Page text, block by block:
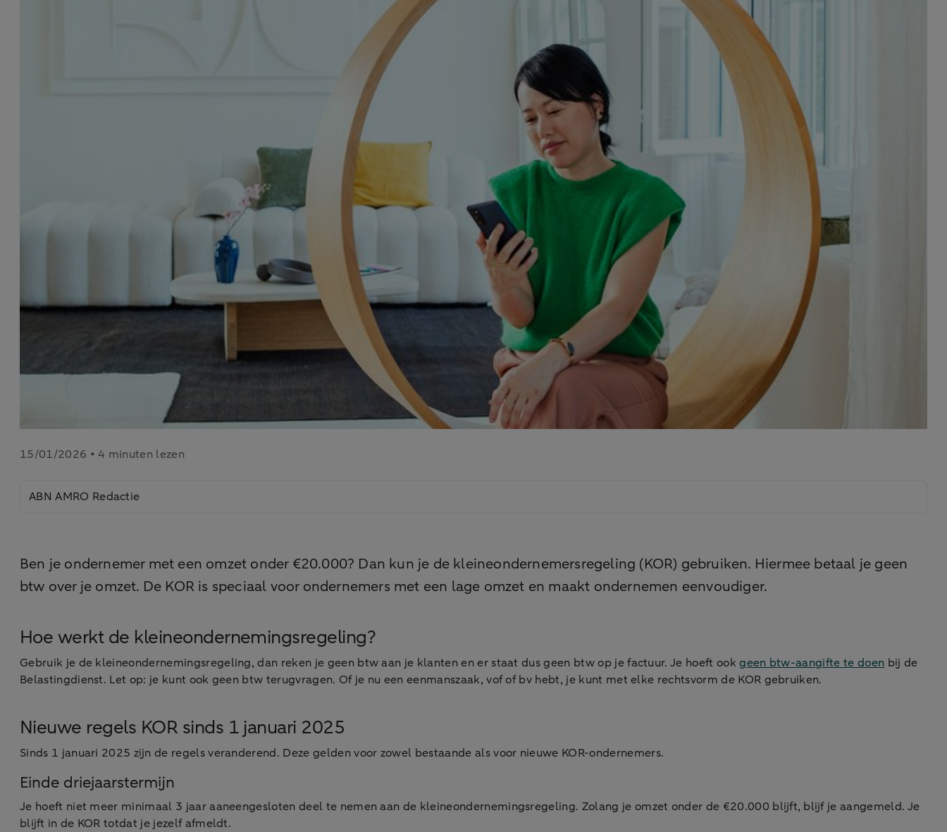
15/01/2026 • 4 minuten lezen
ABN AMRO Redactie
Ben je ondernemer met een omzet onder €20.000? Dan kun je de kleineondernemersregeling (KOR) gebruiken. Hiermee betaal je geen
btw over je omzet. De KOR is speciaal voor ondernemers met een lage omzet en maakt ondernemen eenvoudiger.
Hoe werkt de kleineondernemingsregeling?
Gebruik je de kleineondernemingsregeling, dan reken je geen btw aan je klanten en er staat dus geen btw op je factuur. Je hoeft ookgeen btw-aangifte te doen bij de
Belastingdienst. Let op: je kunt ook geen btw terugvragen. Of je nu een eenmanszaak, vof of bv hebt, je kunt met elke rechtsvorm de KOR gebruiken.
Nieuwe regels KOR sinds 1 januari 2025
Sinds 1 januari 2025 zijn de regels veranderend. Deze gelden voor zowel bestaande als voor nieuwe KOR-ondernemers.
Einde driejaarstermijn
Je hoeft niet meer minimaal 3 jaar aaneengesloten deel te nemen aan de kleineondernemingsregeling. Zolang je omzet onder de €20.000 blijft, blijf je aangemeld. Je
blijft in de KOR totdat je jezelf afmeldt.